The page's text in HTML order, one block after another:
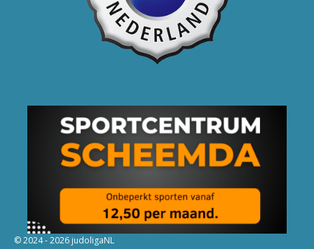
© 2024 - 2026 judoligaNL